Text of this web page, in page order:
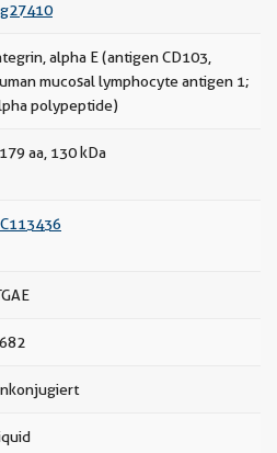
alpha E (antigen CD103,
mucosal lymphocyte antigen 1;
polypeptide)
aa, 130 kDa